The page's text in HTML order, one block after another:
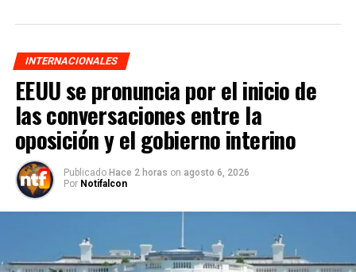
INTERNACIONALES
EEUU se pronuncia por el inicio de
las conversaciones entre la
oposición y el gobierno interino
Publicado Hace 2 horas on agosto 6, 2026
Por Notifalcon